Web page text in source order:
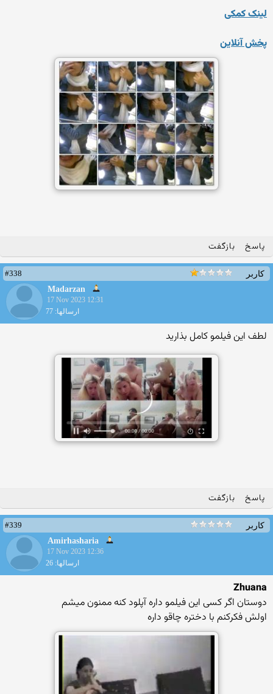
لینک کمکی
پخش آنلاین
پاسخ بازگفت
کاربر
#338
Madarzan
17 Nov 2023 12:31
ارسالها: 77
لطف این فیلمو کامل بذارید
پاسخ بازگفت
کاربر
#339
Amirhasharia
17 Nov 2023 12:36
ارسالها: 26
Zhuana
دوستان اگر کسی این فیلمو داره آپلود کنه ممنون میشم
اولش فکرکنم با دختره چاقو داره